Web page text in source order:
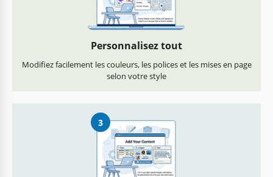
Personnalisez tout
Modifiez facilement les couleurs, les polices et les mises en page
selon votre style
3